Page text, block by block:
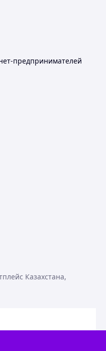
предпринимателей
Казахстана,